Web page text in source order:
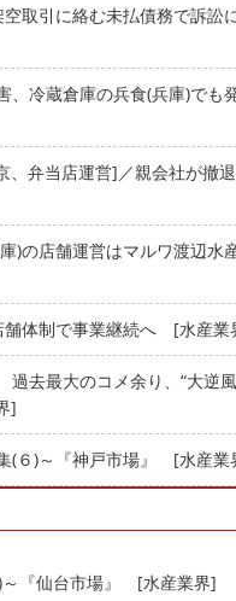
空取引に絡む未払債務で訴
、冷蔵倉庫の兵食(兵庫)で
弁当店運営]／親会社が撤
)の店舗運営はマルワ渡辺
舗体制で事業継続へ [水産業
去最大のコメ余り、“大逆
]
(６)～『神戸市場』 [水産業
～『仙台市場』 [水産業界]